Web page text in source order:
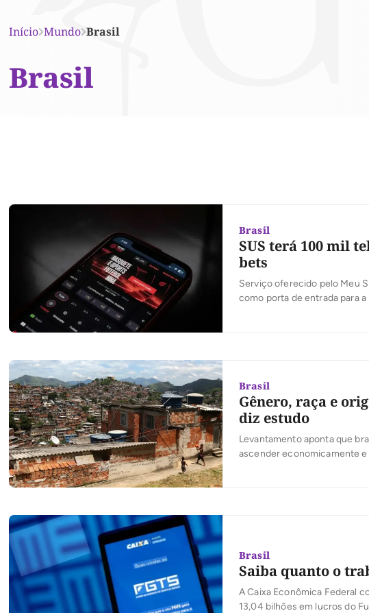
Início Mundo Brasil
Brasil
Brasil
SUS terá 100 mil
bets
Serviço oferecido pelo Meu
como porta de entrada para
Brasil
Gênero, raça e
diz estudo
Levantamento aponta que
ascender economicamente e
Brasil
Saiba quanto o
A Caixa Econômica Federal
13,04 bilhões em lucros do